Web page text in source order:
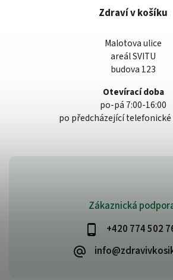
Zákaznická
+420 774 502
Zdraví v košíku
Malotova ulice
areál SVITU
budova 123
Otevírací doba
po-pá 7:00-16:00
po předcházející